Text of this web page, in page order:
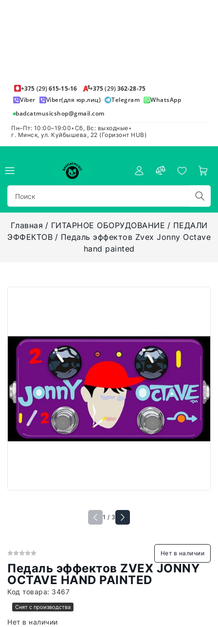
+375 (29)615-15-16 +375(29)362-28-75
Viber
Viber(для юр.лиц) Telegram
WhatsApp
badcatmusicshop@gmail.com
Пн–Пт: 10:00–19:00•Сб, Вс: выходные•
г. Минск, ул. Куйбышева, 22 (Горизонт HUB)
Главная ГИТАРНОЕ ОБОРУДОВАНИЕ
ПЕДАЛИ
ЭФФЕКТОВ
Педаль эффектов Zvex Jonny Octave
hand painted
1 / 3
Нет в наличии
Педаль эффектов ZVEX JONNY
OCTAVE HAND PAINTED
Код товара: 3467
Снят с производства
Нет в наличии